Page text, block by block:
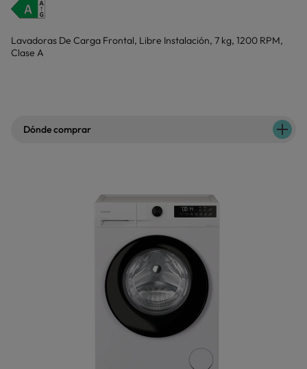
Lavadoras De Carga Frontal, Libre Instalación, 7 kg, 1200 RPM,
Clase A
Dónde comprar